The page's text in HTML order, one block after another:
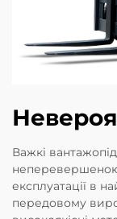
Важкі
неперевершеною
експлуатації в
передовому